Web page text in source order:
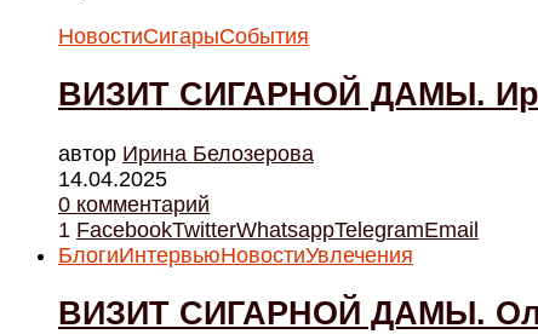
НовостиСигарыСобытия
ВИЗИТ СИГАРНОЙ ДАМЫ.
автор Ирина Белозерова
14.04.2025
0 комментарий
1 FacebookTwitterWhatsappTelegramEmail
БлогиИнтервьюНовостиУвлечения
ВИЗИТ СИГАРНОЙ ДАМЫ.